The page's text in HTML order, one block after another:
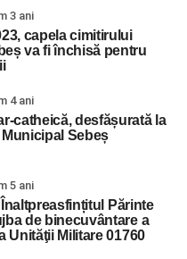
3 ani
capela cimitirului
va fi închisă pentru
4 ani
catheică, desfășurată la
Sebeș
5 ani
Înaltpreasfințitul Părinte
de binecuvântare a
Unităţii Militare 01760